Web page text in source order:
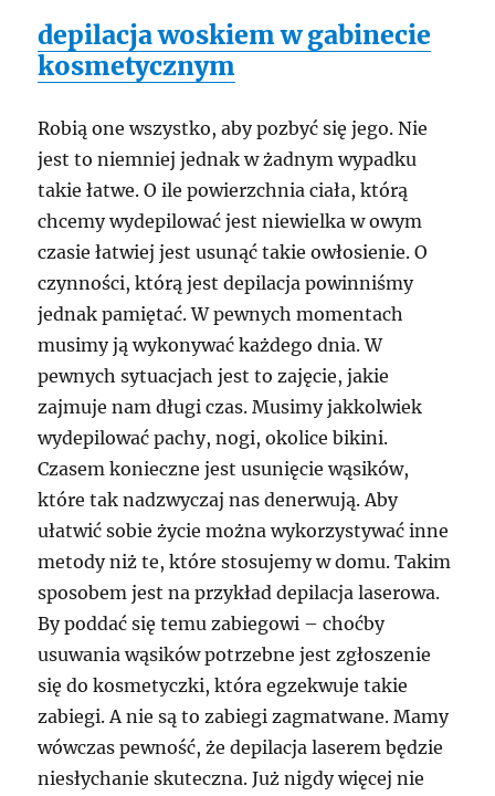
depilacja woskiem w gabinecie
kosmetycznym
Robią one wszystko, aby pozbyć się jego. Nie
jest to niemniej jednak w żadnym wypadku
takie łatwe. O ile powierzchnia ciała, którą
chcemy wydepilować jest niewielka w owym
czasie łatwiej jest usunąć takie owłosienie. O
czynności, którą jest depilacja powinniśmy
jednak pamiętać. W pewnych momentach
musimy ją wykonywać każdego dnia. W
pewnych sytuacjach jest to zajęcie, jakie
zajmuje nam długi czas. Musimy jakkolwiek
wydepilować pachy, nogi, okolice bikini.
Czasem konieczne jest usunięcie wąsików,
które tak nadzwyczaj nas denerwują. Aby
ułatwić sobie życie można wykorzystywać inne
metody niż te, które stosujemy w domu. Takim
sposobem jest na przykład depilacja laserowa.
By poddać się temu zabiegowi – choćby
usuwania wąsików potrzebne jest zgłoszenie
się do kosmetyczki, która egzekwuje takie
zabiegi. A nie są to zabiegi zagmatwane. Mamy
wówczas pewność, że depilacja laserem będzie
niesłychanie skuteczna. Już nigdy więcej nie